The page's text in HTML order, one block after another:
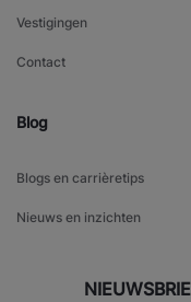
Vestigingen
Contact
Blog
Blogs en carrièretips
Nieuws en inzichten